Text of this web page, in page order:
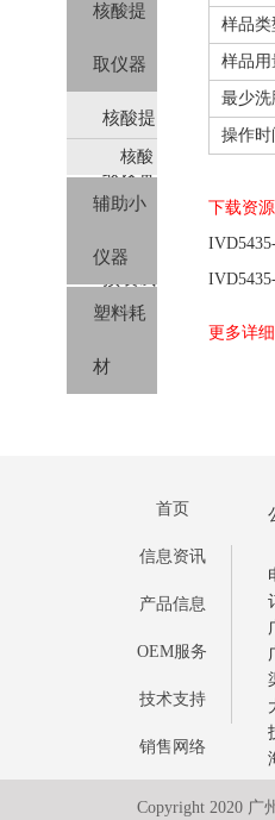
核酸提
取仪器
核酸提
取设备
核酸
提取
预装
辅助小
仪器
塑料耗
材
样品类
样品用
最少洗
操作时
下载资源
更多详
首页
信息资讯
产品信息
OEM服务
技术支持
销售网络
Copyright 2020 广